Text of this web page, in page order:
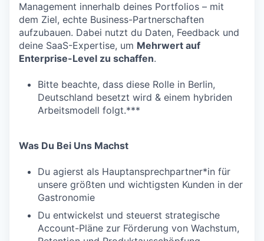
Management innerhalb deines Portfolios – mit
dem Ziel, echte Business-Partnerschaften
aufzubauen. Dabei nutzt du Daten, Feedback und
deine SaaS-Expertise, um Mehrwert auf
Enterprise-Level zu schaffen.
Bitte beachte, dass diese Rolle in Berlin,
Deutschland besetzt wird & einem hybriden
Arbeitsmodell folgt.***
Was Du Bei Uns Machst
Du agierst als Hauptansprechpartner*in für
unsere größten und wichtigsten Kunden in der
Gastronomie
Du entwickelst und steuerst strategische
Account-Pläne zur Förderung von Wachstum,